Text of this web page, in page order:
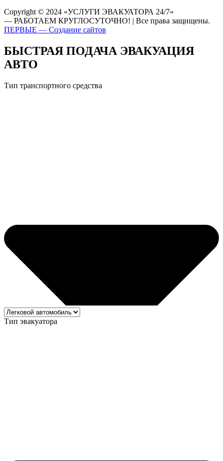
Copyright © 2024 «УСЛУГИ ЭВАКУАТОРА 24/7»
— РАБОТАЕМ КРУГЛОСУТОЧНО! | Все права защищены.
ПЕРВЫЕ — Создание сайтов
БЫСТРАЯ ПОДАЧА ЭВАКУАЦИЯ
АВТО
Тип транспортного средства
Тип эвакуатора